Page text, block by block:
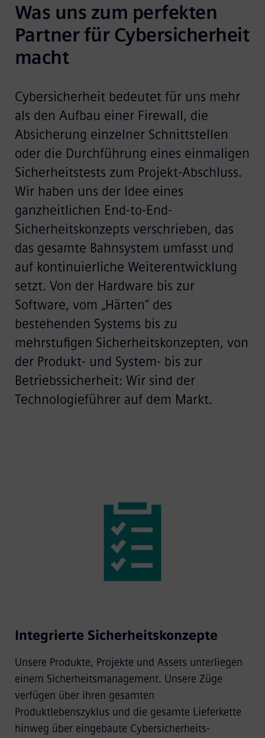
Was uns zum perfekten
Partner für Cybersicherheit
macht
Cybersicherheit bedeutet für uns mehr
als den Aufbau einer Firewall, die
Absicherung einzelner Schnittstellen
oder die Durchführung eines einmaligen
Sicherheitstests zum Projekt-Abschluss.
Wir haben uns der Idee eines
ganzheitlichen End-to-End-
Sicherheitskonzepts verschrieben, das
das gesamte Bahnsystem umfasst und
auf kontinuierliche Weiterentwicklung
setzt. Von der Hardware bis zur
Software, vom „Härten” des
bestehenden Systems bis zu
mehrstufigen Sicherheitskonzepten, von
der Produkt- und System- bis zur
Betriebssicherheit: Wir sind der
Technologieführer auf dem Markt.
Integrierte Sicherheitskonzepte
Unsere Produkte, Projekte und Assets unterliegen
einem Sicherheitsmanagement. Unsere Züge
verfügen über ihren gesamten
Produktlebenszyklus und die gesamte Lieferkette
hinweg über eingebaute Cybersicherheits-